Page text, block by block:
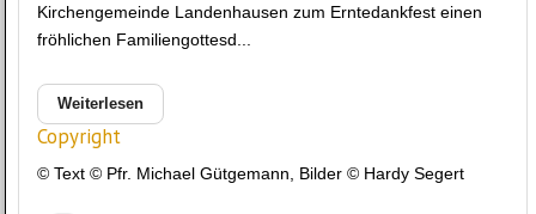
Kirchengemeinde Landenhausen zum Erntedankfest einen
fröhlichen Familiengottesd...
Weiterlesen
Copyright
© Text © Pfr. Michael Gütgemann, Bilder © Hardy Segert